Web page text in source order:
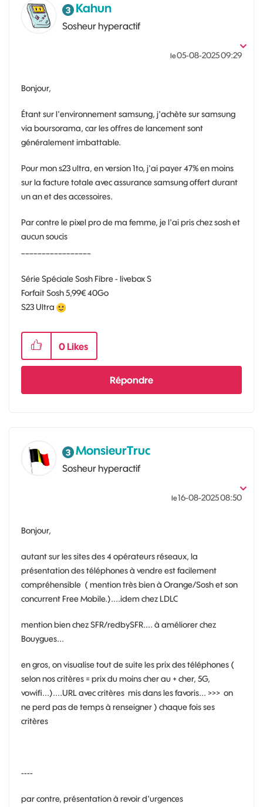
Kahun
Sosheur hyperactif
le‎05-08-202509:29
Bonjour,
Étant sur l'environnement samsung, j'achète sur samsung
via boursorama, car les offres de lancement sont
généralement imbattable.
Pour mon s23 ultra, en version 1to, j'ai payer 47% en moins
sur la facture totale avec assurance samsung offert durant
un an et des accessoires.
Par contre le pixel pro de ma femme, je l'ai pris chez sosh et
aucun soucis
Série Spéciale Sosh Fibre - livebox S
Forfait Sosh 5,99€ 40Go
S23 Ultra
0 Likes
Répondre
MonsieurTruc
Sosheur hyperactif
le‎16-08-202508:50
Bonjour,
autant sur les sites des 4 opérateurs réseaux, la
présentation des téléphones à vendre est facilement
compréhensible ( mention très bien à Orange/Sosh et son
concurrent Free Mobile.)....idem chez LDLC
mention bien chez SFR/redbySFR.... à améliorer chez
Bouygues...
en gros, on visualise tout de suite les prix des téléphones (
selon nos critères = prix du moins cher au + cher, 5G,
vowifi...)....URL avec critères mis dans les favoris... >>> on
ne perd pas de temps à renseigner ) chaque fois ses
critères
----
par contre, présentation à revoir d'urgences